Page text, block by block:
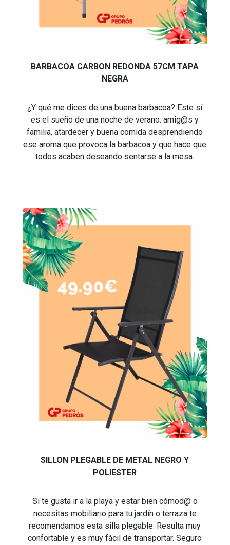
BARBACOA CARBON REDONDA 57CM TAPA
NEGRA
¿Y qué me dices de una buena barbacoa? Este sí
es el sueño de una noche de verano: amig@s y
familia, atardecer y buena comida desprendiendo
ese aroma que provoca la barbacoa y que hace que
todos acaben deseando sentarse a la mesa.
SILLON PLEGABLE DE METAL NEGRO Y
POLIESTER
Si te gusta ir a la playa y estar bien cómod@ o
necesitas mobiliario para tu jardín o terraza te
recomendamos esta silla plegable. Resulta muy
confortable y es muy fácil de transportar. Seguro